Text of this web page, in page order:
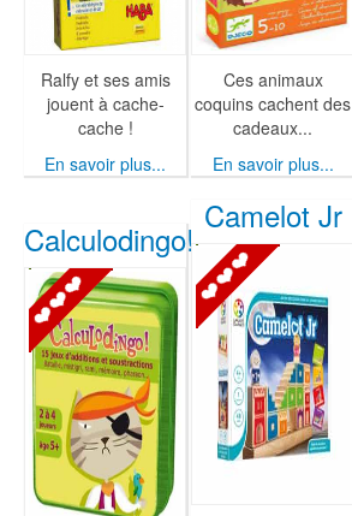
Ralfy et ses amis
jouent à cache-
cache !
En savoir plus...
Ces animaux
coquins cachent des
cadeaux...
En savoir plus...
Calculodingo!
Camelot Jr